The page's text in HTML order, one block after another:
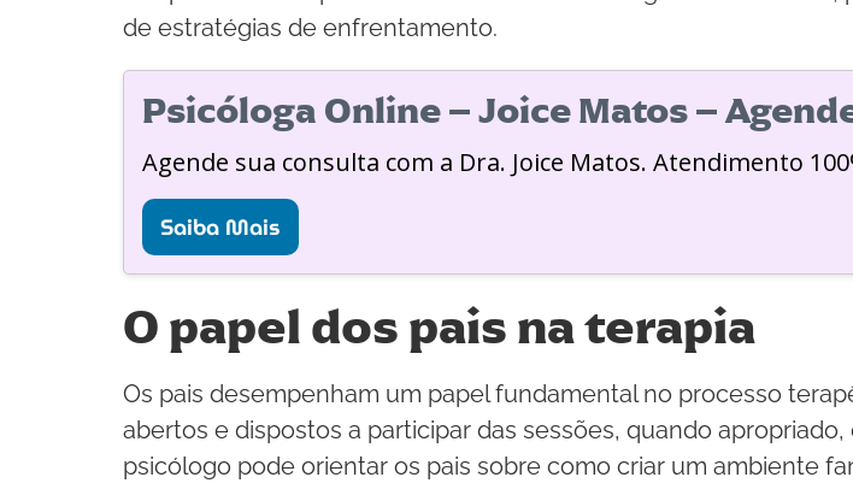
de estratégias de enfrentamento.
Psicóloga Online – Joice Matos –
Agende sua consulta com a Dra. Joice Matos. Atendimento
Saiba Mais
O papel dos pais na terapia
Os pais desempenham um papel fundamental no processo
abertos e dispostos a participar das sessões, quando
psicólogo pode orientar os pais sobre como criar um ambiente